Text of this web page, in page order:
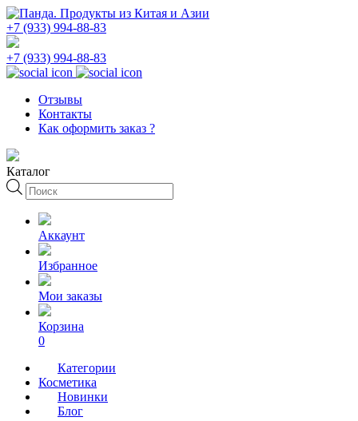
+7 (933) 994-88-83
+7 (933) 994-88-83
Отзывы
Контакты
Как оформить заказ ?
Каталог
Поиск
товаров
Аккаунт
Избранное
Мои заказы
Корзина
0
Категории
Косметика
Новинки
Блог